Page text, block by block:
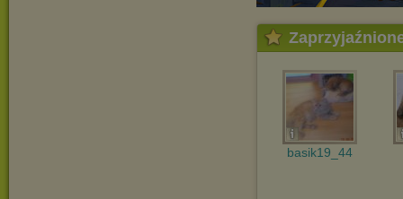
basik19_44